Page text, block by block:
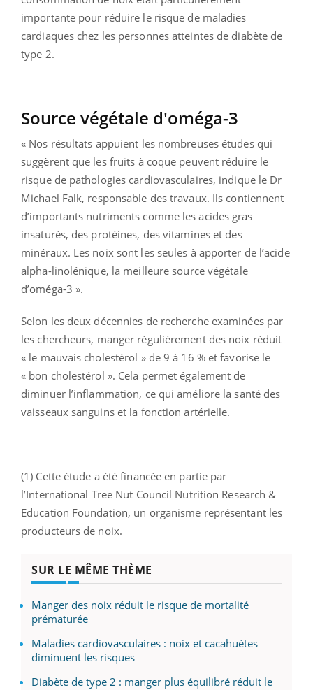
importante pour réduire le risque de maladies
cardiaques chez les personnes atteintes de diabète de
type 2.
Source végétale d'oméga-3
« Nos résultats appuient les nombreuses études qui
suggèrent que les fruits à coque peuvent réduire le
risque de pathologies cardiovasculaires, indique le Dr
Michael Falk, responsable des travaux. Ils contiennent
d’importants nutriments comme les acides gras
insaturés, des protéines, des vitamines et des
minéraux. Les noix sont les seules à apporter de l’acide
alpha-linolénique, la meilleure source végétale
d’oméga-3 ».
Selon les deux décennies de recherche examinées par
les chercheurs, manger régulièrement des noix réduit
« le mauvais cholestérol » de 9 à 16 % et favorise le
« bon cholestérol ». Cela permet également de
diminuer l’inflammation, ce qui améliore la santé des
vaisseaux sanguins et la fonction artérielle.
(1) Cette étude a été financée en partie par
l’International Tree Nut Council Nutrition Research &
Education Foundation, un organisme représentant les
producteurs de noix.
SUR LE MÊME THÈME
Manger des noix réduit le risque de mortalité
prématurée
Maladies cardiovasculaires : noix et cacahuètes
diminuent les risques
Diabète de type 2 : manger plus équilibré réduit le